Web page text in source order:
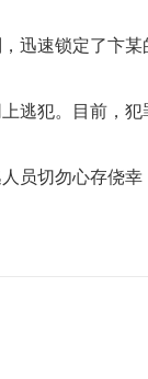
迅速锁定了卞
逃犯。目前，
员切勿心存侥